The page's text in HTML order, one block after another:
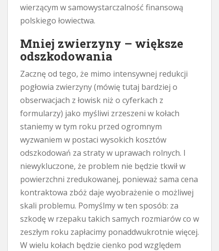
wierzącym w samowystarczalność finansową
polskiego łowiectwa.
Mniej zwierzyny – większe
odszkodowania
Zacznę od tego, że mimo intensywnej redukcji
pogłowia zwierzyny (mówię tutaj bardziej o
obserwacjach z łowisk niż o cyferkach z
formularzy) jako myśliwi zrzeszeni w kołach
staniemy w tym roku przed ogromnym
wyzwaniem w postaci wysokich kosztów
odszkodowań za straty w uprawach rolnych. I
niewykluczone, że problem nie będzie tkwił w
powierzchni zredukowanej, ponieważ sama cena
kontraktowa zbóż daje wyobrażenie o możliwej
skali problemu. Pomyślmy w ten sposób: za
szkodę w rzepaku takich samych rozmiarów co w
zeszłym roku zapłacimy ponaddwukrotnie więcej.
W wielu kołach będzie cienko pod względem